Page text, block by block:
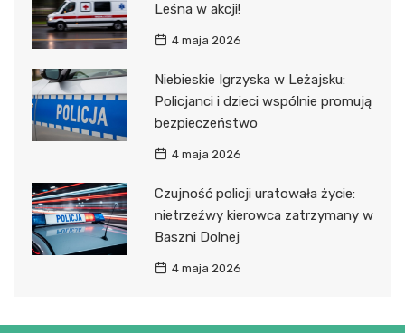
Leśna w akcji!
4 maja 2026
Niebieskie Igrzyska w Leżajsku:
Policjanci i dzieci wspólnie promują
bezpieczeństwo
4 maja 2026
Czujność policji uratowała życie:
nietrzeźwy kierowca zatrzymany w
Baszni Dolnej
4 maja 2026